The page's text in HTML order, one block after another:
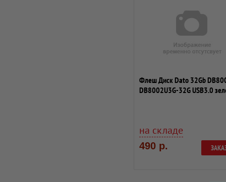
Флеш Диск Dato 32Gb
DB8002U3G-32G USB3.0
на складе
490 р.